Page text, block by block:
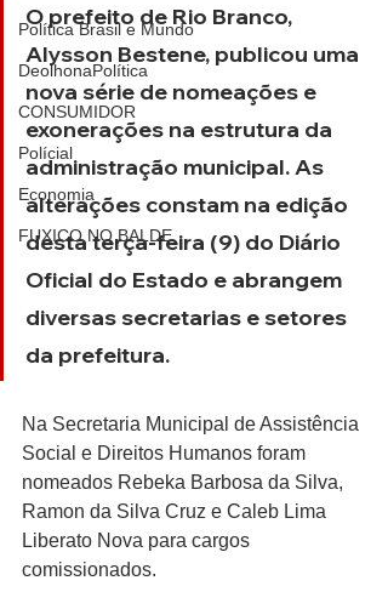
Política Brasil e Mundo
DeolhonaPolítica
CONSUMIDOR
Polícial
Economia
FUXICO NO BALDE
O prefeito de Rio Branco,
Alysson Bestene, publicou uma
nova série de nomeações e
exonerações na estrutura da
administração municipal. As
alterações constam na edição
desta terça-feira (9) do Diário
Oficial do Estado e abrangem
diversas secretarias e setores
da prefeitura.
Na Secretaria Municipal de Assistência
Social e Direitos Humanos foram
nomeados Rebeka Barbosa da Silva,
Ramon da Silva Cruz e Caleb Lima
Liberato Nova para cargos
comissionados.